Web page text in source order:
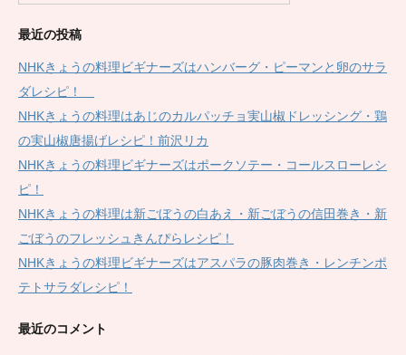
最近の投稿
NHKきょうの料理ビギナーズはハンバーグ・ピーマンと卵のサラ
ダレシピ！
NHKきょうの料理はあじのカルパッチョ実山椒ドレッシング・鶏
の実山椒唐揚げレシピ！前沢リカ
NHKきょうの料理ビギナーズはポークソテー・コールスローレシ
ピ！
NHKきょうの料理は新ごぼうの白あえ・新ごぼうの信田巻き・新
ごぼうのフレッシュきんぴらレシピ！
NHKきょうの料理ビギナーズはアスパラの豚肉巻き・レンチンポ
テトサラダレシピ！
最近のコメント